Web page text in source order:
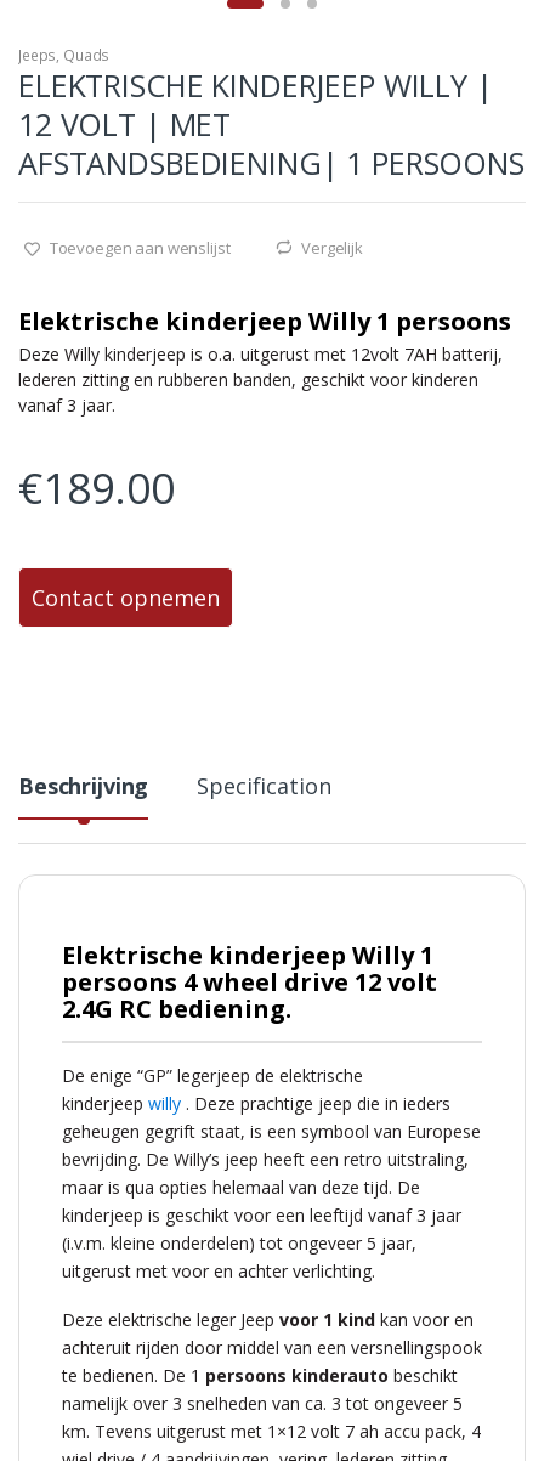
Jeeps, Quads
ELEKTRISCHE KINDERJEEP WILLY |
12 VOLT | MET
AFSTANDSBEDIENING| 1 PERSOONS
Toevoegen aan wenslijst Vergelijk
Elektrische kinderjeep Willy 1 persoons
Deze Willy kinderjeep is o.a. uitgerust met 12volt 7AH batterij,
lederen zitting en rubberen banden, geschikt voor kinderen
vanaf 3 jaar.
€189.00
Contact opnemen
Beschrijving Specification
Elektrische kinderjeep Willy 1
persoons 4 wheel drive 12 volt
2.4G RC bediening.
De enige “GP” legerjeep de elektrische
kinderjeep willy . Deze prachtige jeep die in ieders
geheugen gegrift staat, is een symbool van Europese
bevrijding. De Willy’s jeep heeft een retro uitstraling,
maar is qua opties helemaal van deze tijd. De
kinderjeep is geschikt voor een leeftijd vanaf 3 jaar
(i.v.m. kleine onderdelen) tot ongeveer 5 jaar,
uitgerust met voor en achter verlichting.
Deze elektrische leger Jeep voor 1 kind kan voor en
achteruit rijden door middel van een versnellingspook
te bedienen. De 1 persoons kinderauto beschikt
namelijk over 3 snelheden van ca. 3 tot ongeveer 5
km. Tevens uitgerust met 1×12 volt 7 ah accu pack, 4